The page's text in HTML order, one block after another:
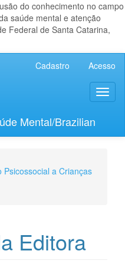
do conhecimento no campo
saúde mental e atenção
Federal de Santa Catarina,
Cadastro Acesso
Mental/Brazilian
a Crianças
Editora